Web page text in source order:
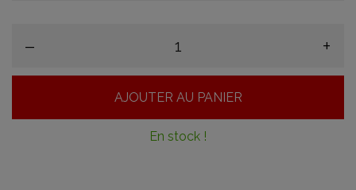
– +
AJOUTER AU PANIER
En stock !